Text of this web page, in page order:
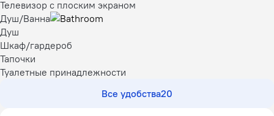
Телевизор с плоским экраном
Душ/Ванна
Душ
Шкаф/гардероб
Тапочки
Туалетные принадлежности
Все удобства20